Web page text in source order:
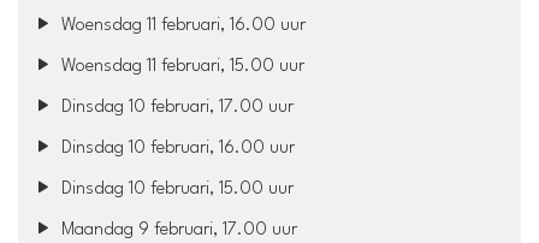
Woensdag 11 februari, 16.00 uur
Woensdag 11 februari, 15.00 uur
Dinsdag 10 februari, 17.00 uur
Dinsdag 10 februari, 16.00 uur
Dinsdag 10 februari, 15.00 uur
Maandag 9 februari, 17.00 uur